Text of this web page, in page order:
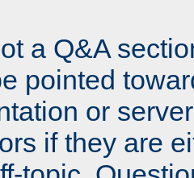
a Q&A
pointed
or
if they are